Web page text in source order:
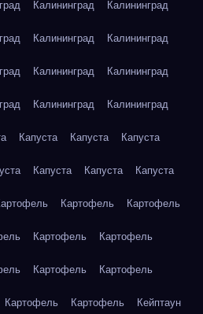
Калининград Калининград
Калининград Калининград
Калининград Калининград
Калининград Калининград
Капуста Капуста Капуста
Капуста Капуста Капуста
Картофель Картофель
Картофель Картофель
Картофель Картофель
Картофель Картофель Кейптаун